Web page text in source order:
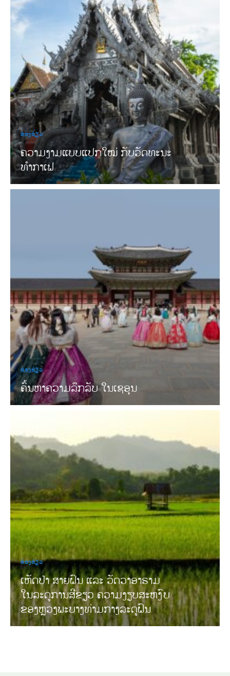
ທ່ອງທ່ຽວ
ຄວາມງາມແບບແປກໃໝ່ ກັບວັດທະນະ
ທໍາກາເຟ
ທ່ອງທ່ຽວ
ຄົ້ນຫາຄວາມລຶກລັບ ໃນເຊອຸນ
ທ່ອງທ່ຽວ
ເຫັດປ່າ ສາຍຝົນ ແລະ ວັດວາອາຣາມ
ໃນລະດູການສີຂຽວ ຄວາມງຽບສະຫງົບ
ຂອງຫຼວງພະບາງທ່າມກາງລະດູຝົນ